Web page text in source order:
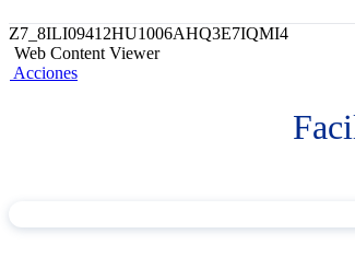
Z7_8ILI09412HU1006AHQ3E7IQMI4
Web Content Viewer
Acciones